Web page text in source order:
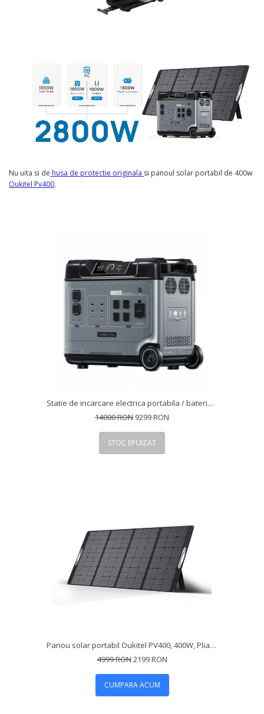
Nu uita si de husa de protectie originala si panoul solar portabil de 400w
Oukitel Pv400.
Statie de incarcare electrica portabila / baterie externa Oukitel Abearl P5000E, 5120Wh, Incarcare rapida, Incarcare solara
14000 RON 9299 RON
STOC EPUIZAT
Panou solar portabil Oukitel PV400, 400W, Pliabil in 4 bucati, IP65
4999 RON2199 RON
CUMPARA ACUM